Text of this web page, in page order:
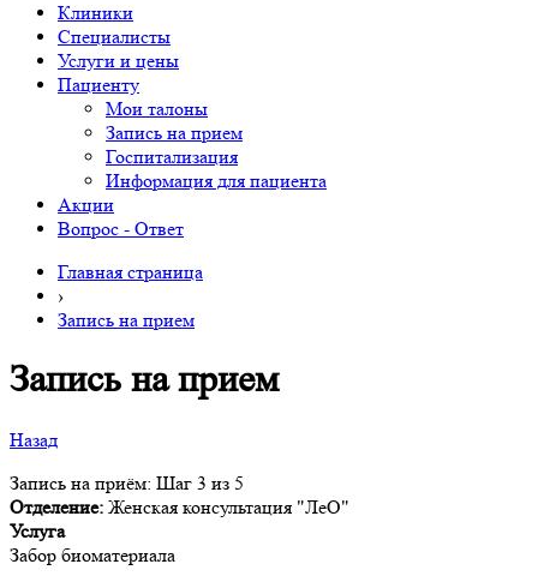
Клиники
Специалисты
Услуги и цены
Пациенту
Мои талоны
Запись на прием
Госпитализация
Информация для пациента
Акции
Вопрос - Ответ
Главная страница
›
Запись на прием
Запись на прием
Назад
Запись на приём: Шаг 3 из 5
Отделение: Женская консультация "ЛеО"
Услуга
Забор биоматериала